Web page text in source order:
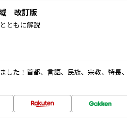
改訂版
ともに解説
した！首都、言語、民族、宗教、特長